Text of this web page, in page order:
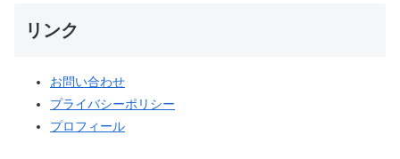
リンク
お問い合わせ
プライバシーポリシー
プロフィール